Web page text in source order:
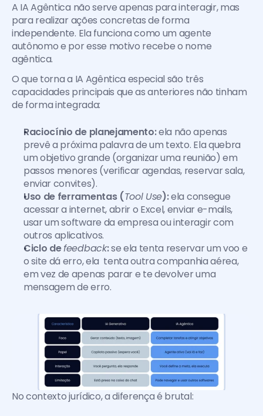
A IA Agêntica não serve apenas para interagir, mas
para realizar ações concretas de forma
independente. Ela funciona como um agente
autônomo e por esse motivo recebe o nome
agêntica.
O que torna a IA Agêntica especial são três
capacidades principais que as anteriores não tinham
de forma integrada:
Raciocínio de planejamento: ela não apenas
prevê a próxima palavra de um texto. Ela quebra
um objetivo grande (organizar uma reunião) em
passos menores (verificar agendas, reservar sala,
enviar convites).
Uso de ferramentas (Tool Use): ela consegue
acessar a internet, abrir o Excel, enviar e-mails,
usar um software da empresa ou interagir com
outros aplicativos.
Ciclo de feedback: se ela tenta reservar um voo e
o site dá erro, ela  tenta outra companhia aérea,
em vez de apenas parar e te devolver uma
mensagem de erro.
No contexto jurídico, a diferença é brutal: